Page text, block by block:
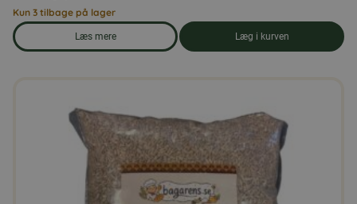
Kun 3 tilbage på lager
Læs mere
om produkten Duerfoder 25 kg
Læg i kurven